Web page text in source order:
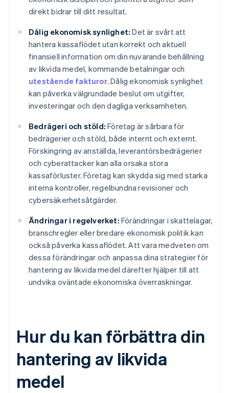
direkt bidrar till ditt resultat.
Dålig ekonomisk synlighet: Det är svårt att
hantera kassaflödet utan korrekt och aktuell
finansiell information om din nuvarande behållning
av likvida medel, kommande betalningar och
utestående fakturor. Dålig ekonomisk synlighet
kan påverka välgrundade beslut om utgifter,
investeringar och den dagliga verksamheten.
Bedrägeri och stöld: Företag är sårbara för
bedrägerier och stöld, både internt och externt.
Förskingring av anställda, leverantörsbedrägerier
och cyberattacker kan alla orsaka stora
kassaförluster. Företag kan skydda sig med starka
interna kontroller, regelbundna revisioner och
cybersäkerhetsåtgärder.
Ändringar i regelverket: Förändringar i skattelagar,
branschregler eller bredare ekonomisk politik kan
också påverka kassaflödet. Att vara medveten om
dessa förändringar och anpassa dina strategier för
hantering av likvida medel därefter hjälper till att
undvika oväntade ekonomiska överraskningar.
Hur du kan förbättra din
hantering av likvida
medel